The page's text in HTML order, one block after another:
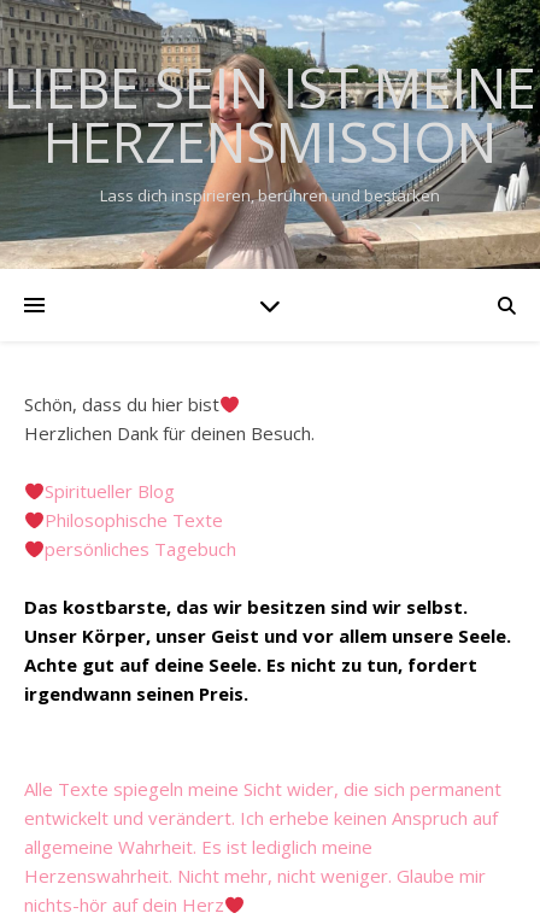
LIEBE SEIN IST MEINE
HERZENSMISSION
Lass dich inspirieren, berühren und bestärken
Schön, dass du hier bist
Herzlichen Dank für deinen Besuch.
Spiritueller Blog
Philosophische Texte
persönliches Tagebuch
Das kostbarste, das wir besitzen sind wir selbst.
Unser Körper, unser Geist und vor allem unsere Seele.
Achte gut auf deine Seele. Es nicht zu tun, fordert
irgendwann seinen Preis.
Alle Texte spiegeln meine Sicht wider, die sich permanent
entwickelt und verändert. Ich erhebe keinen Anspruch auf
allgemeine Wahrheit. Es ist lediglich meine
Herzenswahrheit. Nicht mehr, nicht weniger. Glaube mir
nichts-hör auf dein Herz